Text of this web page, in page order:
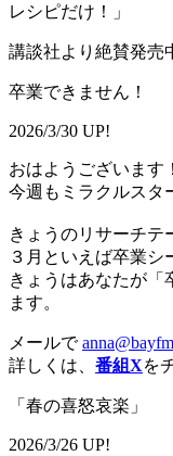
レシピだけ！」
講談社より絶賛発売
卒業できません！
2026/3/30 UP!
おはようございます！
今週もミラクルスタ
きょうのリサーチテ
３月といえば卒業シ
きょうはあなたが「
ます。
メールで
詳しくは、 番組Xを
「春の喜怒哀楽」
2026/3/26 UP!